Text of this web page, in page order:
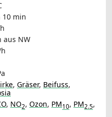
10 min
aus NW
, Gräser, Beifuss,
, NO2, Ozon, PM10, PM2.5,